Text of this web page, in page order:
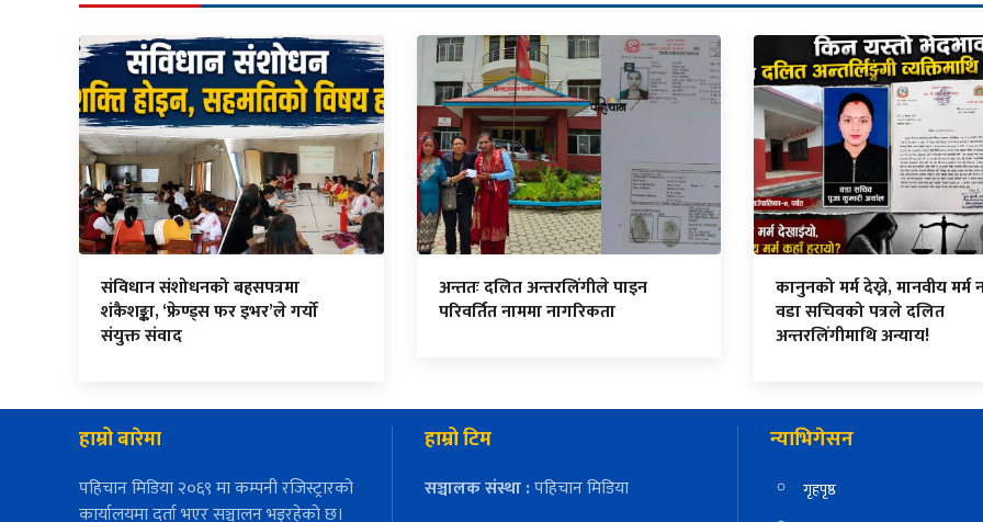
संविधान संशोधनको बहसपत्रमा
शंकैशङ्का, ‘फ्रेण्ड्स फर इभर’ले गर्यो
संयुक्त संवाद
अन्ततः दलित अन्तरलिंगीले पाइन
परिवर्तित नाममा नागरिकता
कानुनको मर्म देख्ने, मानवीय मर्म
वडा सचिवको पत्रले दलित
अन्तरलिंगीमाथि अन्याय!
हाम्रो बारेमा
पहिचान मिडिया २०६९ मा कम्पनी रजिस्ट्रारको
कार्यालयमा दर्ता भएर सञ्चालन भइरहेको छ।
हाम्रो टिम
सञ्चालक संस्था :पहिचान मिडिया
न्याभिगेसन
गृहपृष्ठ